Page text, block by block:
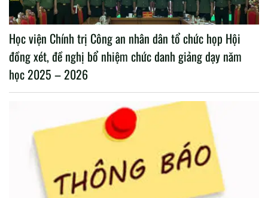
Học viện Chính trị Công an nhân dân tổ chức họp Hội
đồng xét, đề nghị bổ nhiệm chức danh giảng dạy năm
học 2025 – 2026